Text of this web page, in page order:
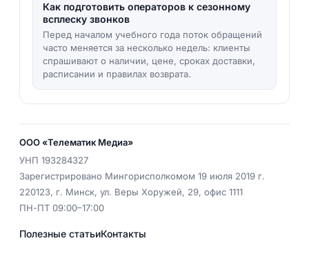
Как подготовить операторов к сезонному
всплеску звонков
Перед началом учебного года поток обращений
часто меняется за несколько недель: клиенты
спрашивают о наличии, цене, сроках доставки,
расписании и правилах возврата.
ООО «Телематик Медиа»
УНП 193284327
Зарегистрировано Мингорисполкомом 19 июля 2019 г.
220123, г. Минск, ул. Веры Хоружей, 29, офис 1111
ПН-ПТ 09:00–17:00
Полезные статьиКонтакты